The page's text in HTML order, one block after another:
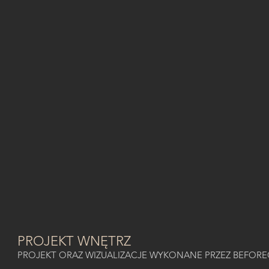
PROJEKT WNĘTRZ
PROJEKT ORAZ WIZUALIZACJE WYKONANE PRZEZ